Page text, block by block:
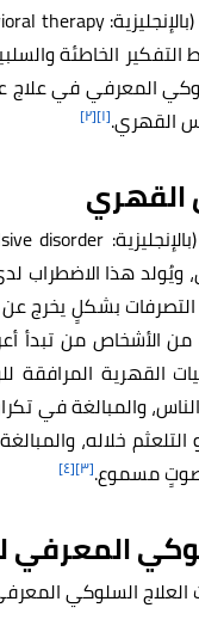
التفكير الخاطئة
المعرفي في علاج
القهري.[١] [٢]
القهري
ويُولد هذا
التصرفات بشكلٍ
من الأشخاص من تبدأ
القهرية المرافقة
والمبالغة في تكرار
التلعثم خلاله،
مسموع.[٣] [٤]
العلاج السلوكي